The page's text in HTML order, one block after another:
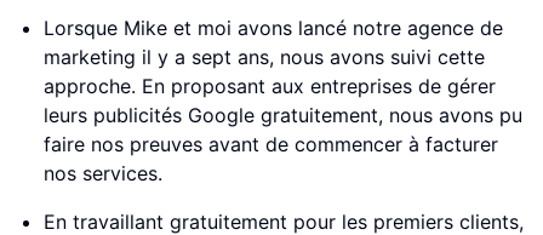
Lorsque Mike et moi avons lancé notre agence de
marketing il y a sept ans, nous avons suivi cette
approche. En proposant aux entreprises de gérer
leurs publicités Google gratuitement, nous avons pu
faire nos preuves avant de commencer à facturer
nos services.
En travaillant gratuitement pour les premiers clients,